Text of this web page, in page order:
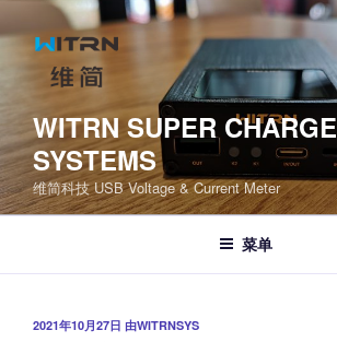
至
WITRN SUPER CHARGE
SYSTEMS
维简科技 USB Voltage & Current Meter
菜单
发
2021年10月27日 由WITRNSYS